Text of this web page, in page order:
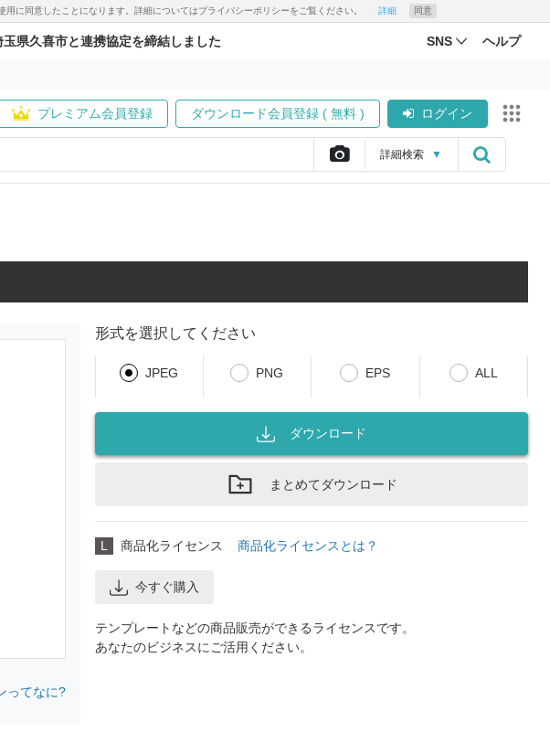
に同意したことになります。詳細についてはプライバシーポリシーをご覧ください。 詳細 同意
県久喜市と連携協定を締結しました SNS ヘルプ
プレミアム会員登録 ダウンロード会員登録 ( 無料 ) ログイン
詳細検索 ▼
ってなに?
形式を選択してください
JPEG PNG EPS ALL
ダウンロード
まとめてダウンロード
L 商品化ライセンス 商品化ライセンスとは？
今すぐ購入
テンプレートなどの商品販売ができるライセンスです。
あなたのビジネスにご活用ください。